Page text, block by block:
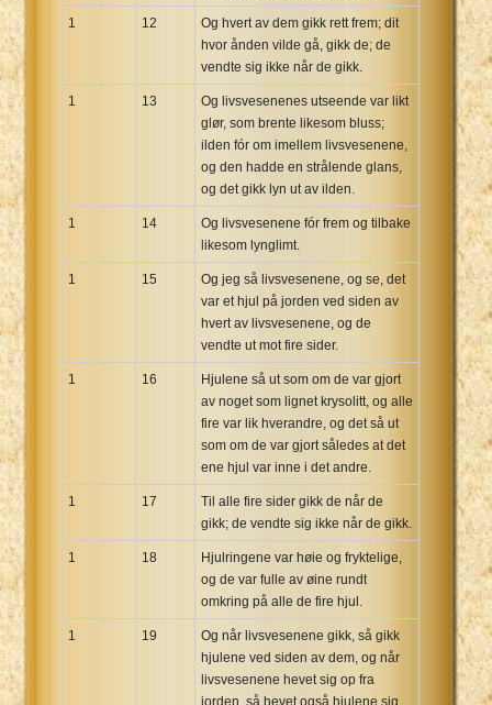
1 12
Og hvert av dem gikk rett frem; dit
hvor ånden vilde gå, gikk de; de
vendte sig ikke når de gikk.
1 13
Og livsvesenenes utseende var likt
glør, som brente likesom bluss;
ilden fór om imellem livsvesenene,
og den hadde en strålende glans,
og det gikk lyn ut av ilden.
1 14
Og livsvesenene fór frem og tilbake
likesom lynglimt.
1 15
Og jeg så livsvesenene, og se, det
var et hjul på jorden ved siden av
hvert av livsvesenene, og de
vendte ut mot fire sider.
1 16
Hjulene så ut som om de var gjort
av noget som lignet krysolitt, og alle
fire var lik hverandre, og det så ut
som om de var gjort således at det
ene hjul var inne i det andre.
1 17
Til alle fire sider gikk de når de
gikk; de vendte sig ikke når de gikk.
1 18
Hjulringene var høie og fryktelige,
og de var fulle av øine rundt
omkring på alle de fire hjul.
1 19
Og når livsvesenene gikk, så gikk
hjulene ved siden av dem, og når
livsvesenene hevet sig op fra
jorden, så hevet også hjulene sig.